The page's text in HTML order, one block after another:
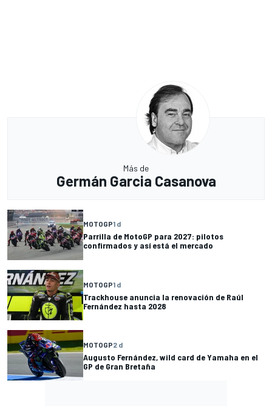
Más de
Germán Garcia Casanova
MOTOGP1 d
Parrilla de MotoGP para 2027: pilotos
confirmados y así está el mercado
MOTOGP1 d
Trackhouse anuncia la renovación de Raúl
Fernández hasta 2028
MOTOGP2 d
Augusto Fernández, wild card de Yamaha en el
GP de Gran Bretaña